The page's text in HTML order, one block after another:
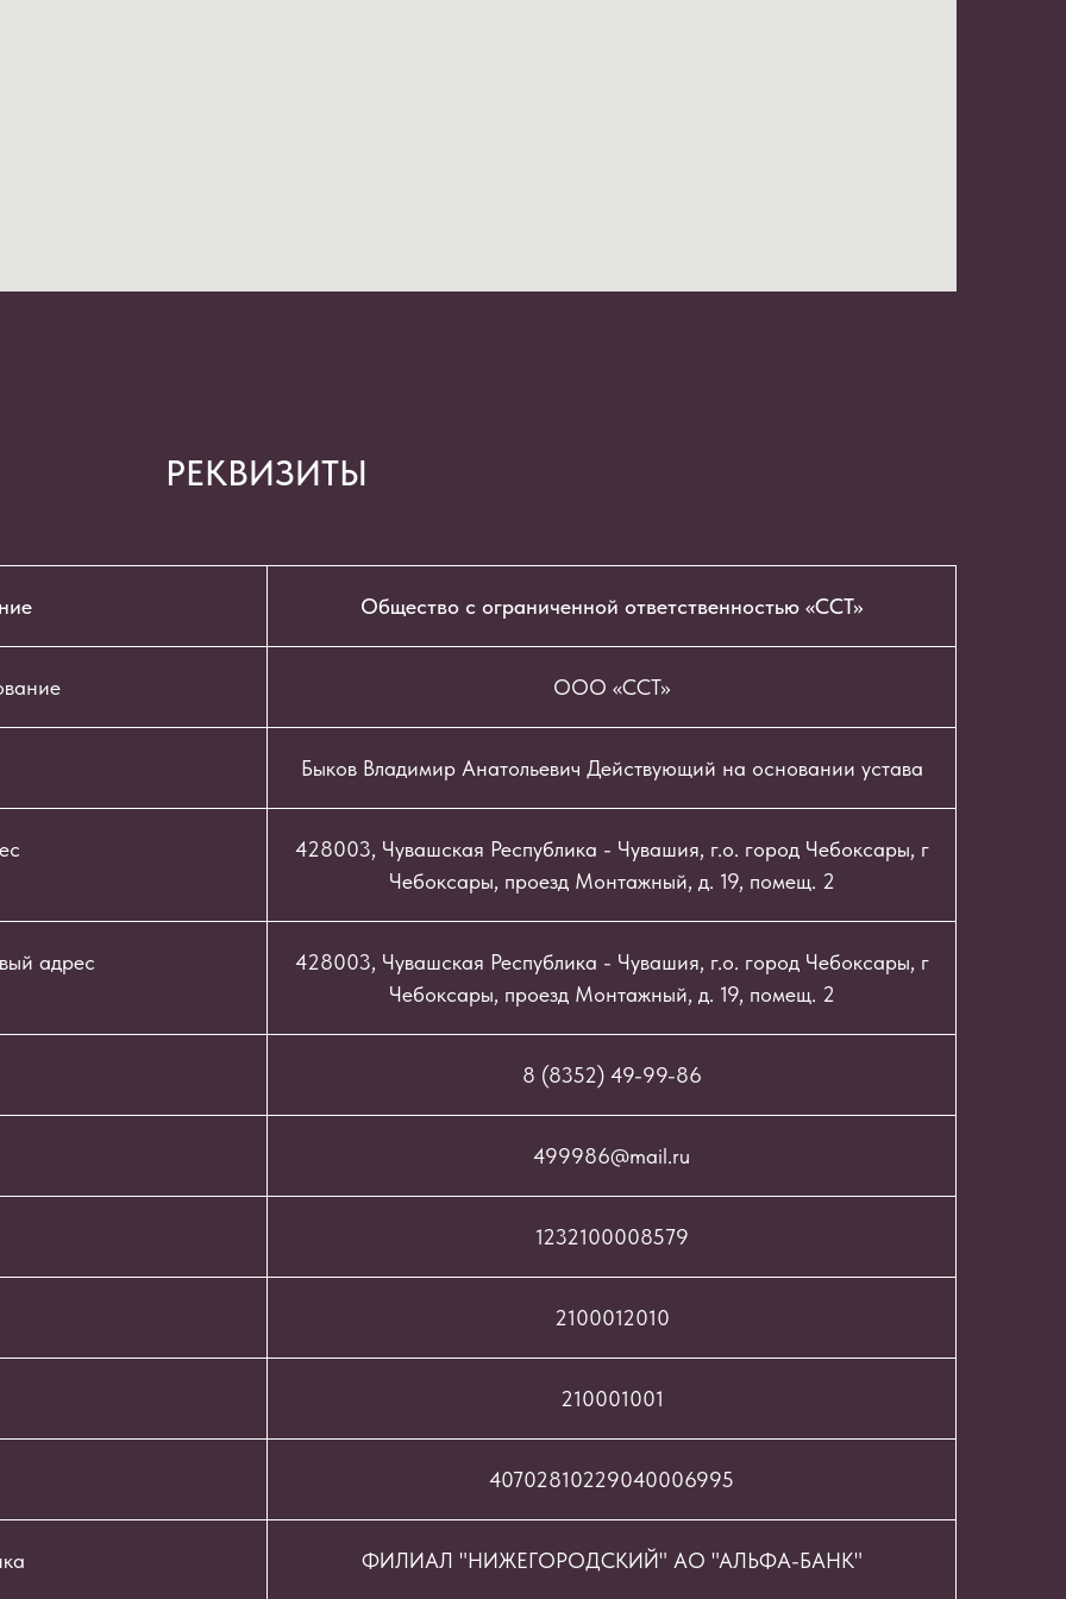
РЕКВИЗИТЫ
Общество с ограниченной ответственностью «ССТ»
ООО «ССТ»
Быков Владимир Анатольевич Действующий на основании устава
428003, Чувашская Республика - Чувашия, г.о. город Чебоксары, г
Чебоксары, проезд Монтажный, д. 19, помещ. 2
адрес
428003, Чувашская Республика - Чувашия, г.о. город Чебоксары, г
Чебоксары, проезд Монтажный, д. 19, помещ. 2
8 (8352) 49-99-86
499986@mail.ru
1232100008579
2100012010
210001001
40702810229040006995
ФИЛИАЛ "НИЖЕГОРОДСКИЙ" АО "АЛЬФА-БАНК"